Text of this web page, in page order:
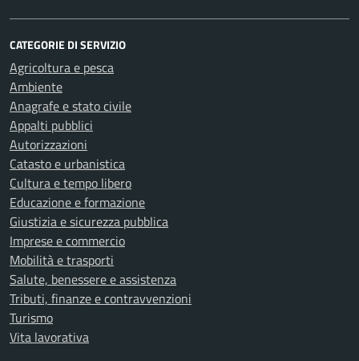
CATEGORIE DI SERVIZIO
Agricoltura e pesca
Ambiente
Anagrafe e stato civile
Appalti pubblici
Autorizzazioni
Catasto e urbanistica
Cultura e tempo libero
Educazione e formazione
Giustizia e sicurezza pubblica
Imprese e commercio
Mobilità e trasporti
Salute, benessere e assistenza
Tributi, finanze e contravvenzioni
Turismo
Vita lavorativa